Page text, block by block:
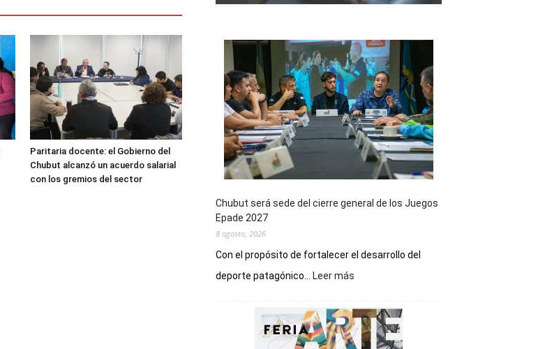
Paritaria docente: el Gobierno del
Chubut alcanzó un acuerdo salarial
con los gremios del sector
Chubut será sede del cierre general de los Juegos
Epade 2027
8 agosto, 2026
Con el propósito de fortalecer el desarrollo del
deporte patagónico...
Leer más
sede
del